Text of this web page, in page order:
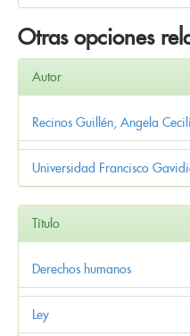
Otras opciones
Autor
Recinos Guillén, Angela
Universidad Francisco
Título
Derechos humanos
Ley